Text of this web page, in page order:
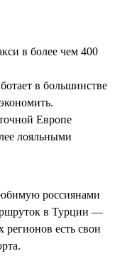
в более чем 400
в большинстве
Европе
лояльными
россиянами
в Турции —
регионов есть свои